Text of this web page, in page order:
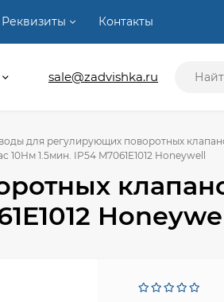
Реквизиты Контакты
sale@zadvishka.ru
для регулирующих поворотных
1.5мин. IP54 M7061E1012 Honeywell